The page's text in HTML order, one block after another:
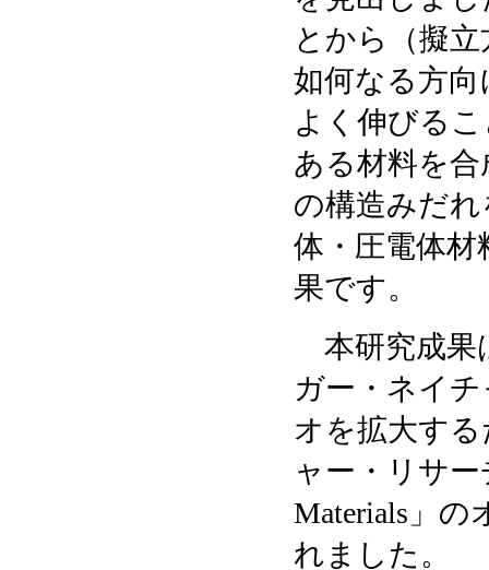
とから（擬立
如何なる方
よく伸びる
ある材料を
の構造みだ
体・圧電体
果です。
本研究成果
ガー・ネイ
オを拡大す
ャー・リサー
Materials」の
れました。